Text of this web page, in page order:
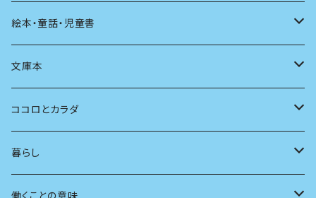
言葉
言語
批評
アンソロジー
自伝・伝記
発酵・麹
その他
アート
写真
その他
インテリア
ファッション
音楽
マンガ
テレビ
ラジオ
マガジン
本屋さんの本
本の本
読書
絵本・童話・児童書
小さいお子さん向け
自分で読めるようになったら
大人も楽しい絵本
海外絵本
文庫本
男性作家
女性作家
その他
ココロとカラダ
フェミニズム
カウンセリング
暮らし
料理
働くことの意味